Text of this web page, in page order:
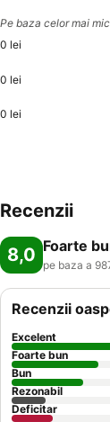
Pe baza celor mai
0 lei
0 lei
0 lei
Recenzii
8,0 Foarte
pe baza a
Recenzii
Excelent
Foarte bun
Bun
Rezonabil
Deficitar